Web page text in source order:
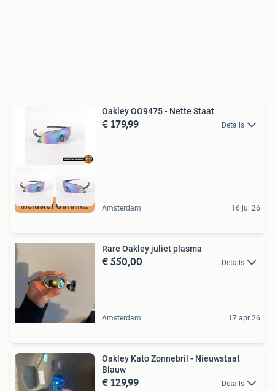
Inclusief Garantie
Oakley OO9475 - Nette Staat
€ 179,99 Details
Amsterdam 16 jul 26
Rare Oakley juliet plasma
€ 550,00 Details
Amsterdam 17 apr 26
Oakley Kato Zonnebril - Nieuwstaat
Blauw
€ 129,99 Details